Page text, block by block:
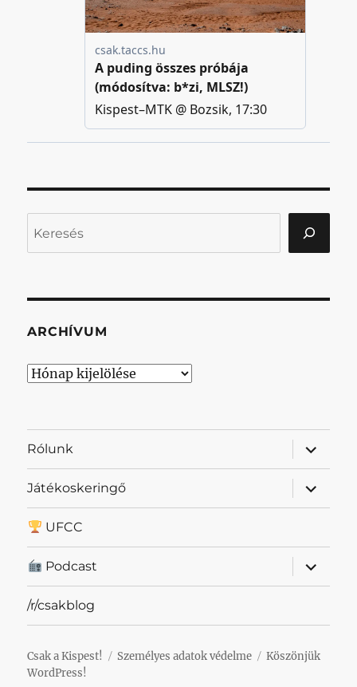
ARCHÍVUM
Archívum
Rólunk
almenü
Játékoskeringő
almenü
UFCC
Podcast
almenü
/r/csakblog
Csak a Kispest! Személyes adatok védelme
Köszönjük
WordPress!